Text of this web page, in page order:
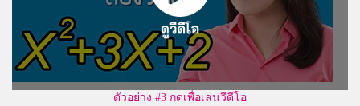
ตัวอย่าง #3 กดเพื่อเล่นวีดีโอ